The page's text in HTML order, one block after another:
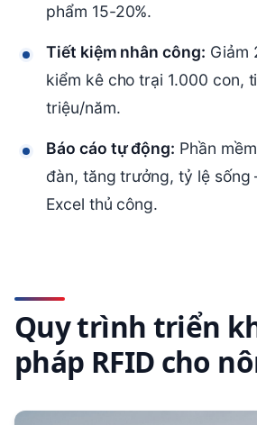
phẩm 15-20%.
Tiết kiệm nhân công: Giảm
kiểm kê cho trại 1.000 con,
triệu/năm.
Báo cáo tự động: Phần
đàn, tăng trưởng, tỷ lệ
Excel thủ công.
Quy trình triển
pháp RFID cho